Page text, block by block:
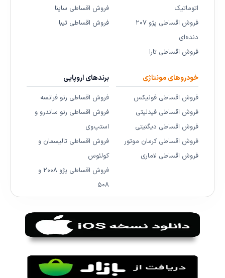
اتوماتیک
فروش اقساطی پژو ۲۰۷
دنده‌ای
فروش اقساطی تارا
فروش اقساطی ساینا
فروش اقساطی تیبا
خودروهای مونتاژی
فروش اقساطی فونیکس
فروش اقساطی فیدلیتی
فروش اقساطی دیگنیتی
فروش اقساطی کرمان موتور
فروش اقساطی لاماری
برندهای اروپایی
فروش اقساطی رنو فرانسه
فروش اقساطی رنو ساندرو و
استپ‌وی
فروش اقساطی تالیسمان و
کولئوس
فروش اقساطی پژو ۲۰۰۸ و
۵۰۸